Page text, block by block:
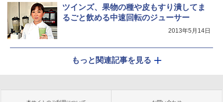
ツインズ、果物の種や皮もすり潰してま
るごと飲める中速回転のジューサー
2013年5月14日
もっと関連記事を見る